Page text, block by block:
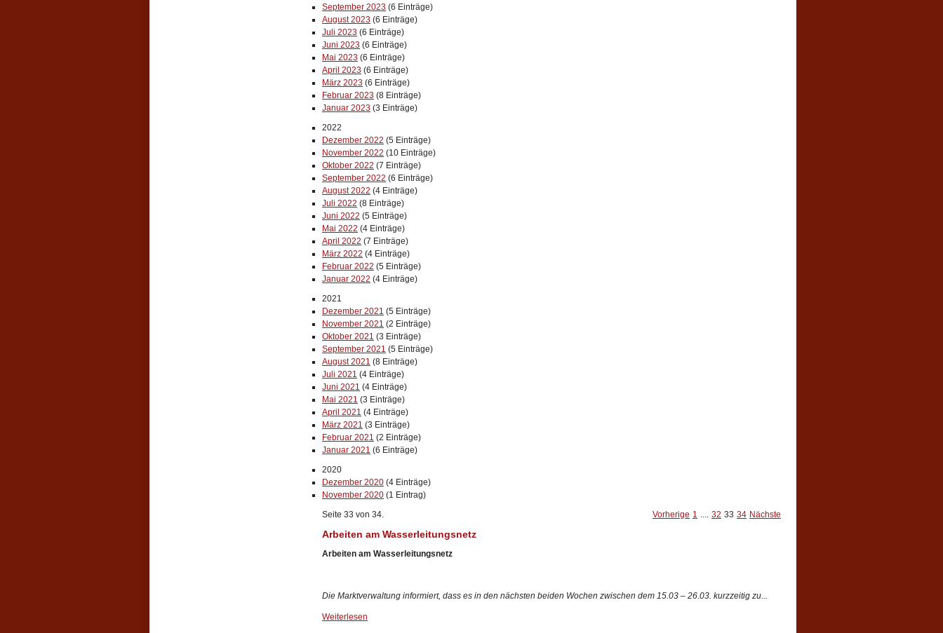
September 2023 (6 Einträge)
August 2023 (6 Einträge)
Juli 2023 (6 Einträge)
Juni 2023 (6 Einträge)
Mai 2023 (6 Einträge)
April 2023 (6 Einträge)
März 2023 (6 Einträge)
Februar 2023 (8 Einträge)
Januar 2023 (3 Einträge)
2022
Dezember 2022 (5 Einträge)
November 2022 (10 Einträge)
Oktober 2022 (7 Einträge)
September 2022 (6 Einträge)
August 2022 (4 Einträge)
Juli 2022 (8 Einträge)
Juni 2022 (5 Einträge)
Mai 2022 (4 Einträge)
April 2022 (7 Einträge)
März 2022 (4 Einträge)
Februar 2022 (5 Einträge)
Januar 2022 (4 Einträge)
2021
Dezember 2021 (5 Einträge)
November 2021 (2 Einträge)
Oktober 2021 (3 Einträge)
September 2021 (5 Einträge)
August 2021 (8 Einträge)
Juli 2021 (4 Einträge)
Juni 2021 (4 Einträge)
Mai 2021 (3 Einträge)
April 2021 (4 Einträge)
März 2021 (3 Einträge)
Februar 2021 (2 Einträge)
Januar 2021 (6 Einträge)
2020
Dezember 2020 (4 Einträge)
November 2020 (1 Eintrag)
Seite 33 von 34.
Vorherige 1 .... 32 33 34 Nächste
Arbeiten am Wasserleitungsnetz
Arbeiten am Wasserleitungsnetz
Die Marktverwaltung informiert, dass es in den nächsten beiden Wochen zwischen dem 15.03 – 26.03. kurzzeitig zu...
Weiterlesen